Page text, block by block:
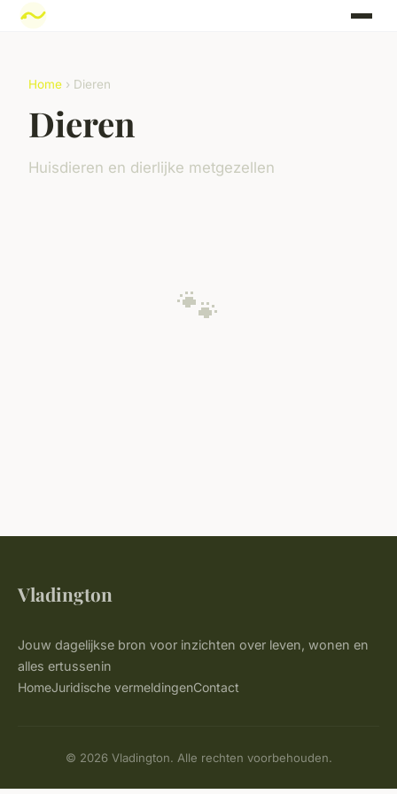
Home › Dieren
Dieren
Huisdieren en dierlijke metgezellen
🐾
Vladington
Jouw dagelijkse bron voor inzichten over leven, wonen en
alles ertussenin
HomeJuridische vermeldingenContact
© 2026 Vladington. Alle rechten voorbehouden.